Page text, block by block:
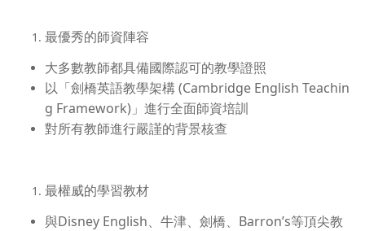
最優秀的師資陣容
大多數教師都具備國際認可的教學證照
以「劍橋英語教學架構 (Cambridge English Teachin
g Framework)」進行全面師資培訓
對所有教師進行嚴謹的背景核查
最權威的學習教材
與Disney English、牛津、劍橋、Barron’s等頂尖教